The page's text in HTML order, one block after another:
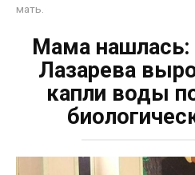
мать.
Мама нашлась:
Лазарева
капли воды